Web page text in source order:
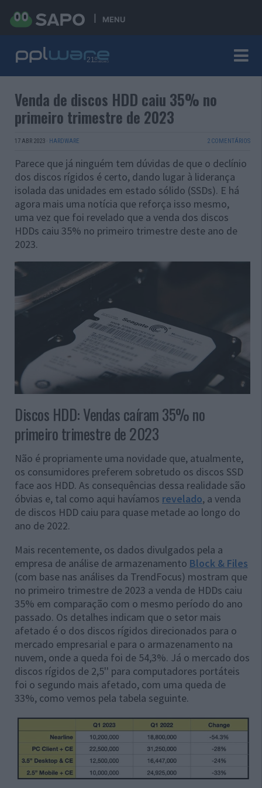
MENU
Venda de discos HDD caiu 35% no
primeiro trimestre de 2023
17 ABR 2023 · HARDWARE 2 COMENTÁRIOS
Parece que já ninguém tem dúvidas de que o declínio
dos discos rígidos é certo, dando lugar à liderança
isolada das unidades em estado sólido (SSDs). E há
agora mais uma notícia que reforça isso mesmo,
uma vez que foi revelado que a venda dos discos
HDDs caiu 35% no primeiro trimestre deste ano de
2023.
Discos HDD: Vendas caíram 35% no
primeiro trimestre de 2023
Não é propriamente uma novidade que, atualmente,
os consumidores preferem sobretudo os discos SSD
face aos HDD. As consequências dessa realidade são
óbvias e, tal como aqui havíamos revelado, a venda
de discos HDD caiu para quase metade ao longo do
ano de 2022.
Mais recentemente, os dados divulgados pela a
empresa de análise de armazenamento Block & Files
(com base nas análises da TrendFocus) mostram que
no primeiro trimestre de 2023 a venda de HDDs caiu
35% em comparação com o mesmo período do ano
passado. Os detalhes indicam que o setor mais
afetado é o dos discos rígidos direcionados para o
mercado empresarial e para o armazenamento na
nuvem, onde a queda foi de 54,3%. Já o mercado dos
discos rígidos de 2,5'' para computadores portáteis
foi o segundo mais afetado, com uma queda de
33%, como vemos pela tabela seguinte.